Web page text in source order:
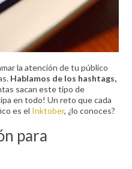
la atención de tu público
Hablamos de los hashtags,
sacan este tipo de
en todo! Un reto que cada
es el Inktober, ¿lo conoces?
para